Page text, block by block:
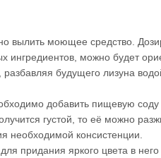
вылить моющее средство.
ингредиентов, можно будет
будущего лизуна
добавить пищевую соду
густой, то её можно
необходимой консистенции.
для придания яркого цвета в